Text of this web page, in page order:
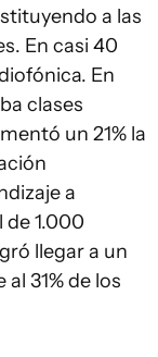
a las
En casi 40
En
clases
un 21% la
a
1.000
llegar a un
31% de los